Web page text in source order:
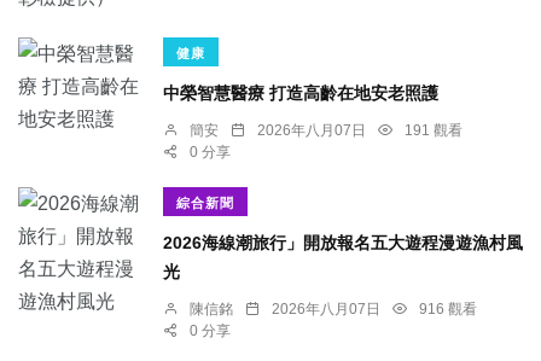
健康
中榮智慧醫療 打造高齡在地安老照護
簡安 2026年八月07日
191 觀看
0 分享
綜合新聞
2026海線潮旅行」開放報名五大遊程漫遊漁村風
光
陳信銘 2026年八月07日
916 觀看
0 分享